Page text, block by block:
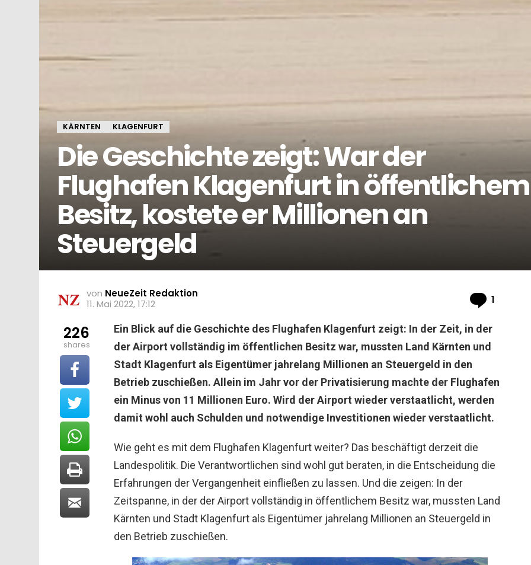
KÄRNTEN KLAGENFURT
Die Geschichte zeigt: War der
Flughafen Klagenfurt in öffentlichem
Besitz, kostete er Millionen an
Steuergeld
von NeueZeit Redaktion
11. Mai 2022, 17:12
1
Ein Blick auf die Geschichte des Flughafen Klagenfurt zeigt: In der Zeit, in der
der Airport vollständig im öffentlichen Besitz war, mussten Land Kärnten und
Stadt Klagenfurt als Eigentümer jahrelang Millionen an Steuergeld in den
Betrieb zuschießen. Allein im Jahr vor der Privatisierung machte der Flughafen
ein Minus von 11 Millionen Euro. Wird der Airport wieder verstaatlicht, werden
damit wohl auch Schulden und notwendige Investitionen wieder verstaatlicht.
Wie geht es mit dem Flughafen Klagenfurt weiter? Das beschäftigt derzeit die
Landespolitik. Die Verantwortlichen sind wohl gut beraten, in die Entscheidung die
Erfahrungen der Vergangenheit einfließen zu lassen. Und die zeigen: In der
Zeitspanne, in der der Airport vollständig in öffentlichem Besitz war, mussten Land
Kärnten und Stadt Klagenfurt als Eigentümer jahrelang Millionen an Steuergeld in
den Betrieb zuschießen.
226
shares